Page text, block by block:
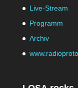
Live-Stream
Programm
Archiv